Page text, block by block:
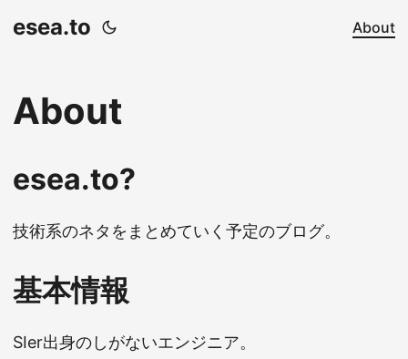
esea.to About
About
esea.to?
技術系のネタをまとめていく予定のブログ。
基本情報
SIer出身のしがないエンジニア。